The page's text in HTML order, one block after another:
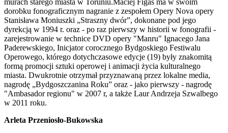
dorobku fonograficznym nagranie z zespołem Opery Nova opery
Stanisława Moniuszki „Straszny dwór”, dokonane pod jego
dyrekcją w 1994 r. oraz - po raz pierwszy w historii w fonografii -
zarejestrowanie w technice DVD opery "Manru" Ignacego Jana
Paderewskiego, Inicjator corocznego Bydgoskiego Festiwalu
Operowego, którego dotychczasowe edycje (19) były znakomitą
formą promocji sztuki operowej i animacji życia kulturalnego
miasta. Dwukrotnie otrzymał przyznawaną przez lokalne media,
nagrodę „Bydgoszczanina Roku” oraz - jako pierwszy - nagrodę
"Ambasador regionu" w 2007 r, a także Laur Andrzeja Szwalbego
w 2011 roku.
Arleta Przeniosło-Bukowska